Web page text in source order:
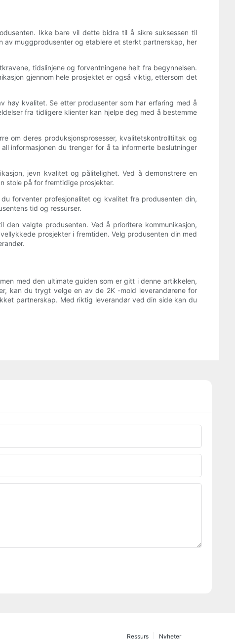
Ikke bare vil dette bidra til å sikre suksessen til
av muggprodusenter og etablere et sterkt partnerskap, her
tidslinjene og forventningene helt fra begynnelsen.
gjennom hele prosjektet er også viktig, ettersom det
høy kvalitet. Se etter produsenter som har erfaring med å
fra tidligere klienter kan hjelpe deg med å bestemme
om deres produksjonsprosesser, kvalitetskontrolltiltak og
informasjonen du trenger for å ta informerte beslutninger
jevn kvalitet og pålitelighet. Ved å demonstrere en
stole på for fremtidige prosjekter.
forventer profesjonalitet og kvalitet fra produsenten din,
tid og ressurser.
valgte produsenten. Ved å prioritere kommunikasjon,
prosjekter i fremtiden. Velg produsenten din med
med den ultimate guiden som er gitt i denne artikkelen,
kan du trygt velge en av de 2K -mold leverandørene for
partnerskap. Med riktig leverandør ved din side kan du
Nyheter
Ressurs